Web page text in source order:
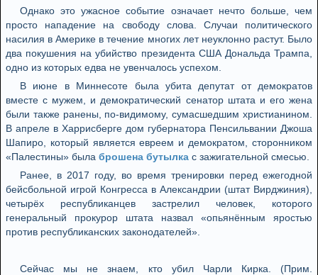
Однако это ужасное событие означает нечто больше, чем
просто нападение на свободу слова. Случаи политического
насилия в Америке в течение многих лет неуклонно растут. Было
два покушения на убийство президента США Дональда Трампа,
одно из которых едва не увенчалось успехом.
В июне в Миннесоте была убита депутат от демократов
вместе с мужем, и демократический сенатор штата и его жена
были также ранены, по-видимому, сумасшедшим христианином.
В апреле в Харрисберге дом губернатора Пенсильвании Джоша
Шапиро, который является евреем и демократом, сторонником
«Палестины» была брошена бутылка с зажигательной смесью.
Ранее, в 2017 году, во время тренировки перед ежегодной
бейсбольной игрой Конгресса в Александрии (штат Вирджиния),
четырёх республиканцев застрелил человек, которого
генеральный прокурор штата назвал «опьянённым яростью
против республиканских законодателей».
Сейчас мы не знаем, кто убил Чарли Кирка. (Прим.